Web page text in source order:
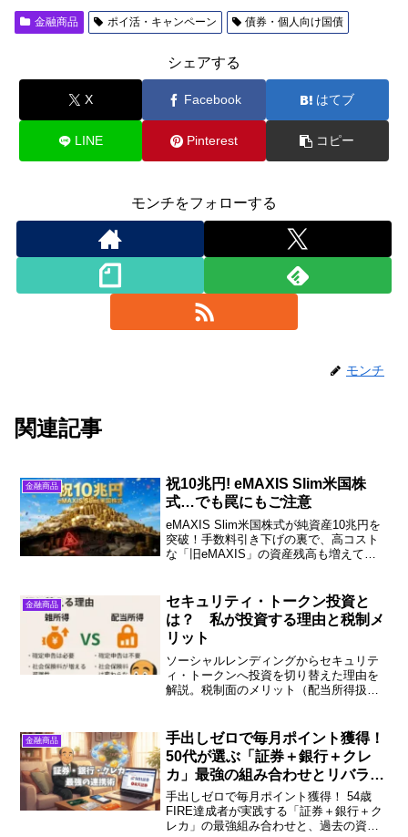
金融商品 ポイ活・キャンペーン 債券・個人向け国債
シェアする
X Facebook はてブ
LINE Pinterest コピー
モンチをフォローする
モンチ
関連記事
金融商品
祝10兆円! eMAXIS Slim米国株
式…でも罠にもご注意
eMAXIS Slim米国株式が純資産10兆円を
突破！手数料引き下げの裏で、高コスト
な「旧eMAXIS」の資産残高も増えてま
金融商品
セキュリティ・トークン投資と
は？ 私が投資する理由と税制メ
リット
ソーシャルレンディングからセキュリテ
ィ・トークンへ投資を切り替えた理由を
解説。税制面のメリット（配当所得扱
いを紹介します。
金融商品
手出しゼロで毎月ポイント獲得！
50代が選ぶ「証券＋銀行＋クレ
カ」最強の組み合わせとリバラン
ス
手出しゼロで毎月ポイント獲得！ 54歳
FIRE達成者が実践する「証券＋銀行＋ク
レカ」の最強組み合わせと、過去の資産